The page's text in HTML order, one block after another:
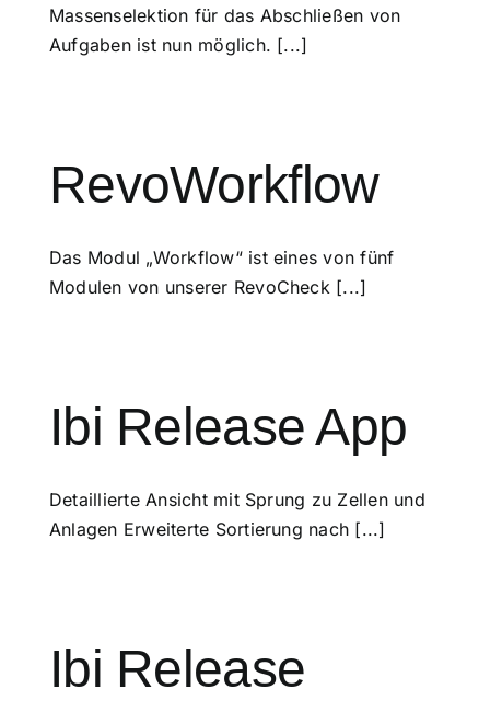
Massenselektion für das Abschließen von
Aufgaben ist nun möglich. [...]
RevoWorkflow
Das Modul „Workflow“ ist eines von fünf
Modulen von unserer RevoCheck [...]
Ibi Release App
Detaillierte Ansicht mit Sprung zu Zellen und
Anlagen Erweiterte Sortierung nach [...]
Ibi Release